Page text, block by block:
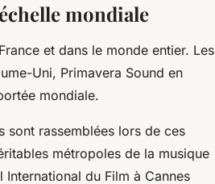
mondiale
et dans le monde entier. Les
Uni, Primavera Sound en
mondiale.
sont rassemblées lors de ces
métropoles de la musique
du Film à Cannes